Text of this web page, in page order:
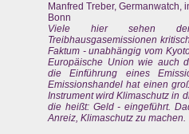
Manfred Treber, Germanwatch,
Bonn
Viele hier sehen den
Treibhausgasemissionen
Faktum - unabhängig vom
Europäische Union wie auch
die Einführung eines
Emissionshandel hat einen
Instrument wird Klimaschutz in
die heißt: Geld - eingeführt.
Anreiz, Klimaschutz zu machen.